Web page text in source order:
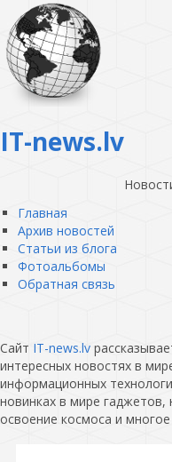
IT-news.lv
Главная
Архив новостей
Статьи из блога
Фотоальбомы
Обратная связь
Сайт IT-news.lv
интересных новостях в
информационных
новинках в мире гаджетов,
освоение космоса и многое